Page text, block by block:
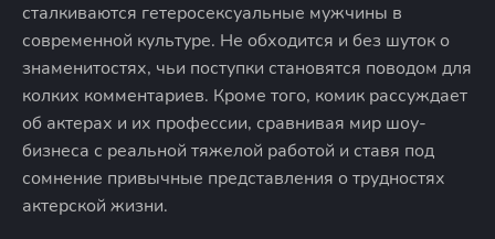
сталкиваются гетеросексуальные мужчины в
современной культуре. Не обходится и без шуток о
знаменитостях, чьи поступки становятся поводом для
колких комментариев. Кроме того, комик рассуждает
об актерах и их профессии, сравнивая мир шоу-
бизнеса с реальной тяжелой работой и ставя под
сомнение привычные представления о трудностях
актерской жизни.